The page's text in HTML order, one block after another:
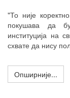
"То није
покушава да
институција на
схвате да нису
Опширније...